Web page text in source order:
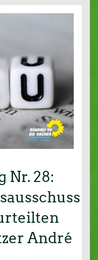
Nr. 28:
André